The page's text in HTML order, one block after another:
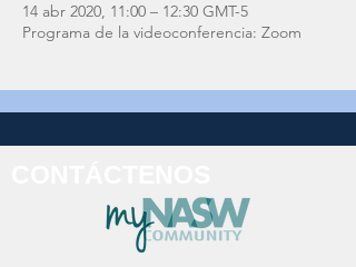
14 abr 2020, 11:00 – 12:30 GMT-5
Programa de la videoconferencia: Zoom